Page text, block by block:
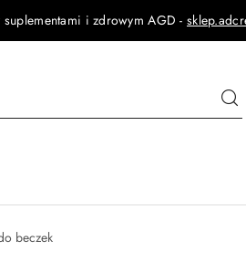
i zdrowym AGD -
beczek